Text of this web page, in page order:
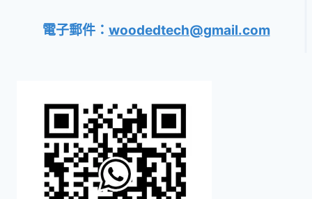
電子郵件： woodedtech@gmail.com